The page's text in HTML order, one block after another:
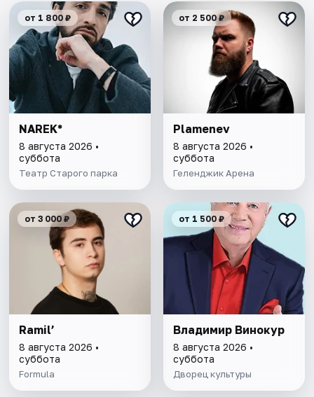
от 1 800 ₽
NAREK*
8 августа 2026 •
суббота
Театр Старого паркa
от 2 500 ₽
Plamenev
8 августа 2026 •
суббота
Геленджик Арена
от 3 000 ₽
Ramil’
8 августа 2026 •
суббота
Formula
от 1 500 ₽
Владимир Винокур
8 августа 2026 •
суббота
Дворец культуры